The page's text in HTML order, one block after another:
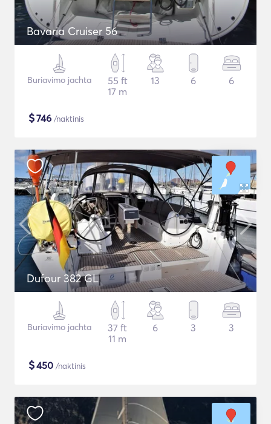
Bavaria Cruiser 56
Buriavimo jachta
55 ft
17 m
13 6 6
$746 /naktinis
Dufour 382 GL
Buriavimo jachta
37 ft
11 m
6 3 3
$450 /naktinis